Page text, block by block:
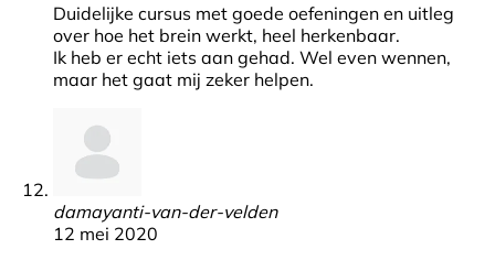
Duidelijke cursus met goede oefeningen en uitleg
over hoe het brein werkt, heel herkenbaar.
Ik heb er echt iets aan gehad. Wel even wennen,
maar het gaat mij zeker helpen.
damayanti-van-der-velden
12 mei 2020